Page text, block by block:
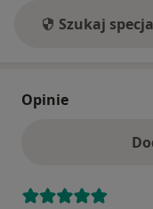
Szukaj
Opinie